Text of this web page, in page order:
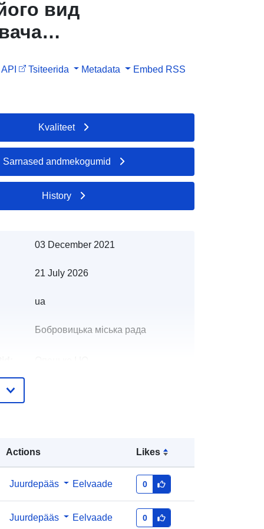
вид
місце
до
API Tsiteerida Metadata Embed RSS
Actions Likes
Juurdepääs Eelvaade 0
Juurdepääs Eelvaade 0
Kvaliteet
Sarnased andmekogumid
History
03 December 2021
21 July 2026
ua
Бобровицька міська рада
Ajakohastatud veebisaidil Data.europa.eu:
29 July 2026
7f684a084c1d